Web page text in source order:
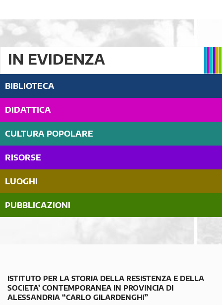
IN EVIDENZA
BIBLIOTECA
DIDATTICA
CULTURA POPOLARE
RISORSE
LUOGHI
PUBBLICAZIONI
ISTITUTO PER LA STORIA DELLA RESISTENZA E DELLA
SOCIETA’ CONTEMPORANEA IN PROVINCIA DI
ALESSANDRIA “CARLO GILARDENGHI”